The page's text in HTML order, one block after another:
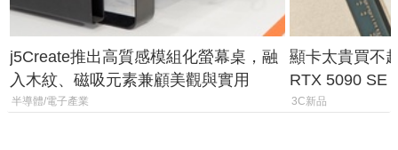
j5Create推出高質感模組化螢幕桌，融
入木紋、磁吸元素兼顧美觀與實用
半導體/電子產業
顯卡太貴買不
RTX 5090 SE
體
3C新品